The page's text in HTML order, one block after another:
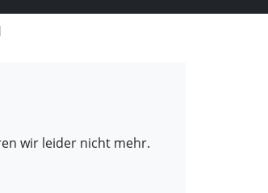
wir leider nicht mehr.